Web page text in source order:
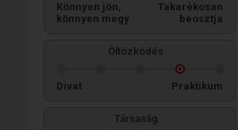
Könnyen jön,
könnyen megy
Takarékosan
beosztja
Öltözködés
Divat Praktikum
Társaság